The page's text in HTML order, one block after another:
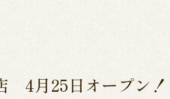
4月25日オープン！